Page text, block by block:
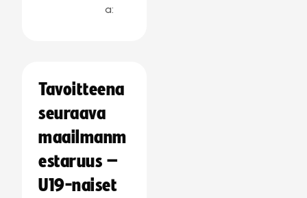
a:
Tavoitteena
seuraava
maailmanm
estaruus –
U19-naiset